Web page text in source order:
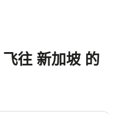
往 新加坡 的